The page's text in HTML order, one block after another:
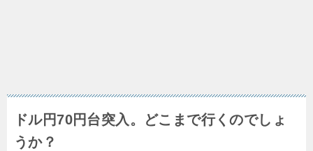
ドル円70円台突入。どこまで行くのでしょ
うか？